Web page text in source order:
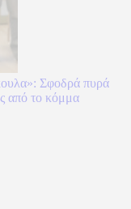
Σφοδρά πυρά
από το κόμμα